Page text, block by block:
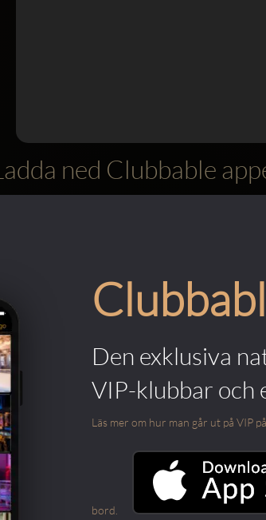
ned Clubbable
Den exklusiva
VIP-klubbar och
Läs mer om hur man går ut på VIP
bord.